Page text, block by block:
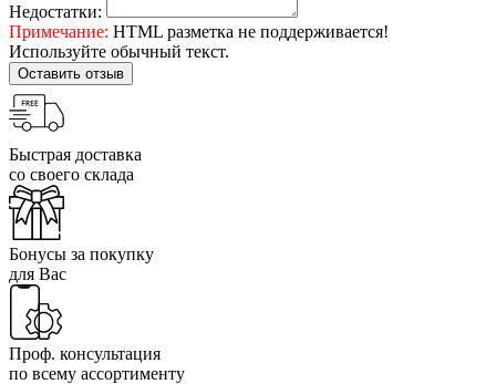
Недостатки:
Примечание: HTML разметка не поддерживается!
Используйте обычный текст.
Оставить отзыв
Быстрая доставка
со своего склада
Бонусы за покупку
для Вас
Проф. консультация
по всему ассортименту